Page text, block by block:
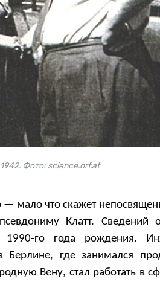
Фото: science.orf.at
мало что скажет
Клатт. Сведений
го года рождения.
где занимался
Вену, стал работать в